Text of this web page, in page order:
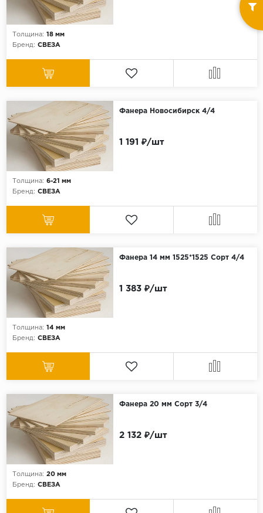
Толщина: 18 мм
Бренд: СВЕЗА
Фанера Новосибирск 4/4
Толщина: 6-21 мм
Бренд: СВЕЗА
1 191 ₽/шт
Фанера 14 мм 1525*1525 Сорт 4/4
Толщина: 14 мм
Бренд: СВЕЗА
1 383 ₽/шт
Фанера 20 мм Сорт 3/4
Толщина: 20 мм
Бренд: СВЕЗА
2 132 ₽/шт